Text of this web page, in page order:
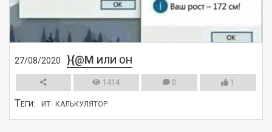
27/08/2020 }{@M ИЛИ ОН
1414 0 1
ТЕГИ: ИТ КАЛЬКУЛЯТОР